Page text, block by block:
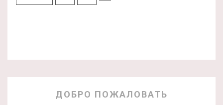
ДОБРО ПОЖАЛОВАТЬ